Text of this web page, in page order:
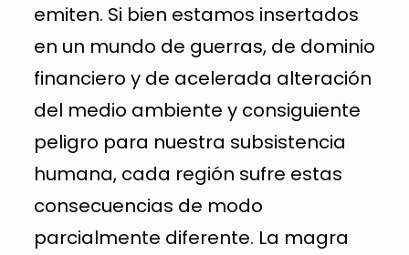
emiten. Si bien estamos insertados
en un mundo de guerras, de dominio
financiero y de acelerada alteración
del medio ambiente y consiguiente
peligro para nuestra subsistencia
humana, cada región sufre estas
consecuencias de modo
parcialmente diferente. La magra